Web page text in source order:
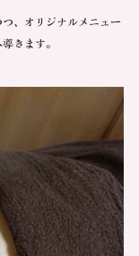
、オリジナルメニュー
きます。